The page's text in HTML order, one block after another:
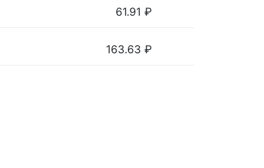
61.91 ₽
163.63 ₽